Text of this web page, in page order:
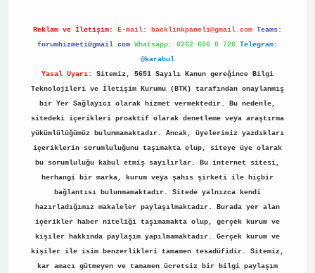
Reklam ve İletişim: E-mail: backlinkpaneli@gmail.com Teams:
forumhizmeti@gmail.com Whatsapp: 0262 606 0 726 Telegram:
@karabul
Yasal Uyarı:
Sitemiz, 5651 Sayılı Kanun gereğince Bilgi
Teknolojileri ve İletişim Kurumu (BTK) tarafından onaylanmış
bir Yer Sağlayıcı olarak hizmet vermektedir. Bu nedenle,
sitedeki içerikleri proaktif olarak denetleme veya araştırma
yükümlülüğümüz bulunmamaktadır. Ancak, üyelerimiz yazdıkları
içeriklerin sorumluluğunu taşımakta olup, siteye üye olarak
bu sorumluluğu kabul etmiş sayılırlar. Bu internet sitesi,
herhangi bir marka, kurum veya şahıs şirketi ile hiçbir
bağlantısı bulunmamaktadır. Sitede yalnızca kendi
hazırladığımız makaleler paylaşılmaktadır. Burada yer alan
içerikler haber niteliği taşımamakta olup, gerçek kurum ve
kişiler hakkında paylaşım yapılmamaktadır. Gerçek kurum ve
kişiler ile isim benzerlikleri tamamen tesadüfidir. Sitemiz,
kar amacı gütmeyen ve tamamen ücretsiz bir bilgi paylaşım